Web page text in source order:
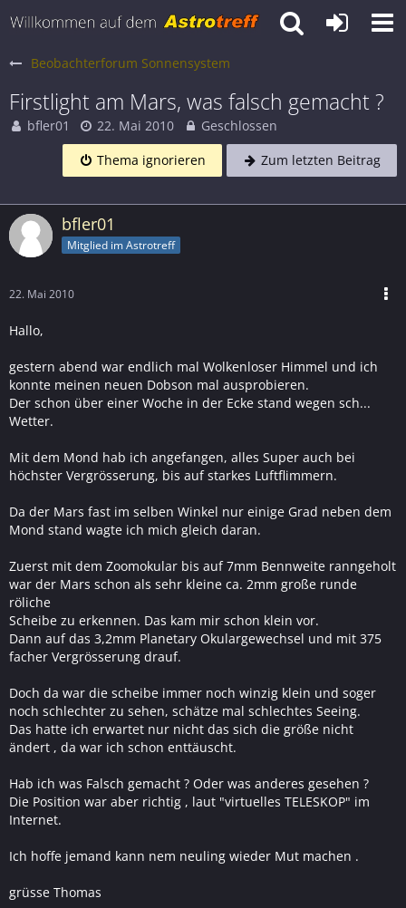
Beobachterforum Sonnensystem
Firstlight am Mars, was falsch gemacht ?
bfler01 22. Mai 2010
Geschlossen
Thema ignorieren
Zum letzten Beitrag
bfler01
Mitglied im Astrotreff
22. Mai 2010
Hallo,
gestern abend war endlich mal Wolkenloser Himmel und ich
konnte meinen neuen Dobson mal ausprobieren.
Der schon über einer Woche in der Ecke stand wegen sch...
Wetter.
Mit dem Mond hab ich angefangen, alles Super auch bei
höchster Vergrösserung, bis auf starkes Luftflimmern.
Da der Mars fast im selben Winkel nur einige Grad neben dem
Mond stand wagte ich mich gleich daran.
Zuerst mit dem Zoomokular bis auf 7mm Bennweite ranngeholt
war der Mars schon als sehr kleine ca. 2mm große runde
röliche
Scheibe zu erkennen. Das kam mir schon klein vor.
Dann auf das 3,2mm Planetary Okulargewechsel und mit 375
facher Vergrösserung drauf.
Doch da war die scheibe immer noch winzig klein und soger
noch schlechter zu sehen, schätze mal schlechtes Seeing.
Das hatte ich erwartet nur nicht das sich die größe nicht
ändert , da war ich schon enttäuscht.
Hab ich was Falsch gemacht ? Oder was anderes gesehen ?
Die Position war aber richtig , laut "virtuelles TELESKOP" im
Internet.
Ich hoffe jemand kann nem neuling wieder Mut machen .
grüsse Thomas